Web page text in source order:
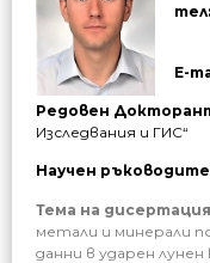
тел:
E-
Редовен
Изследвания и ГИС“
Научен
Тема на
метали и минерали
данни в ударен